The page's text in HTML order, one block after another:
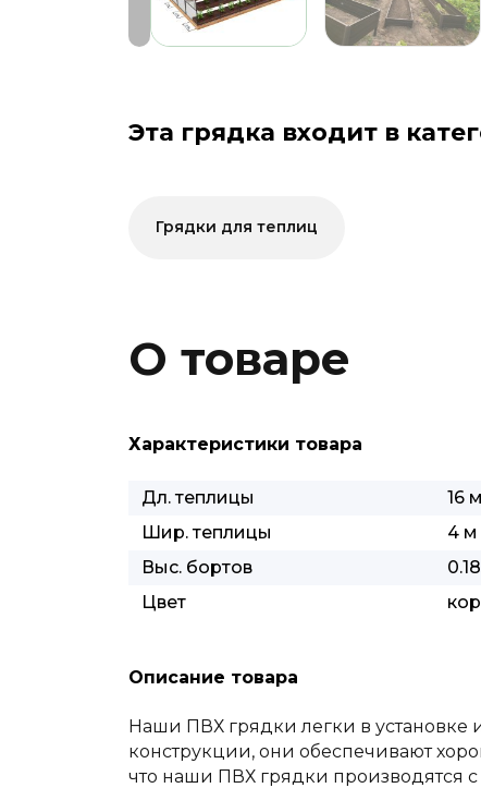
Эта грядка входит в
Грядки для теплиц
О товаре
Характеристики товара
Дл. теплицы
16 м
Шир. теплицы
4 м
Выс. бортов
Цвет
Описание товара
Наши ПВХ грядки легки в установке
конструкции, они обеспечивают
что наши ПВХ грядки производятся